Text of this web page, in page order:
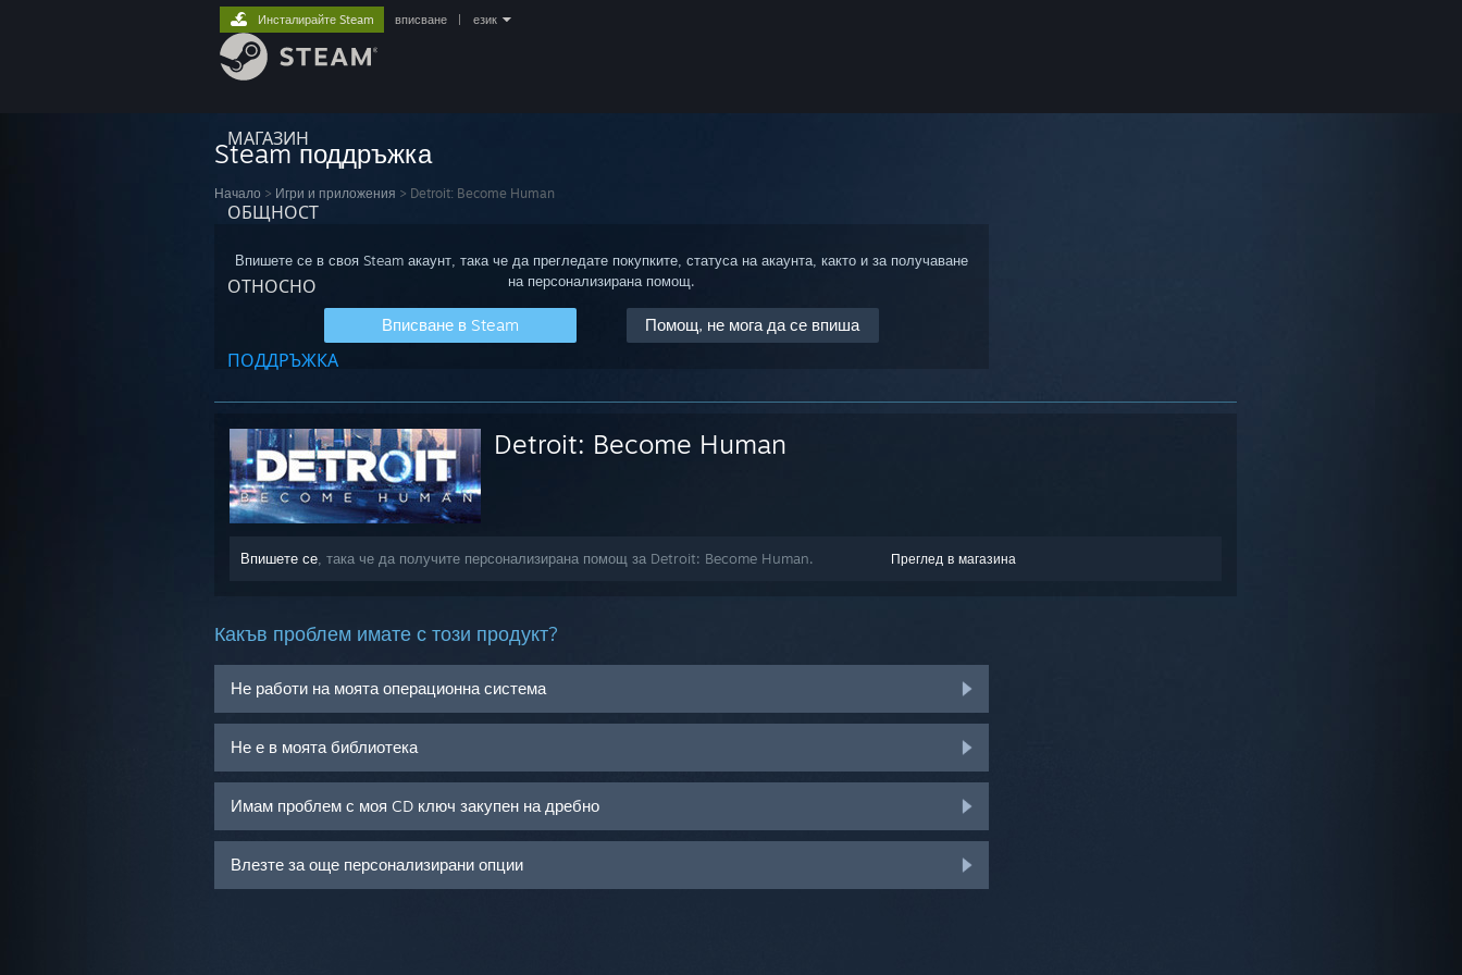
МАГАЗИН
ОБЩНОСТ
ОТНОСНО
ПОДДРЪЖКА
Инсталирайте Steam вписване език
Steam поддръжка
Начало > Игри и приложения > Detroit: Become Human
Впишете се в своя Steam акаунт, така че да прегледате покупките, статуса на акаунта, както и за получаване
на персонализирана помощ.
Вписване в Steam Помощ, не мога да се впиша
Detroit: Become Human
Преглед в магазина
Впишете се , така че да получите персонализирана помощ за Detroit: Become Human.
Какъв проблем имате с този продукт?
Не работи на моята операционна система
Не е в моята библиотека
Имам проблем с моя CD ключ закупен на дребно
Влезте за още персонализирани опции